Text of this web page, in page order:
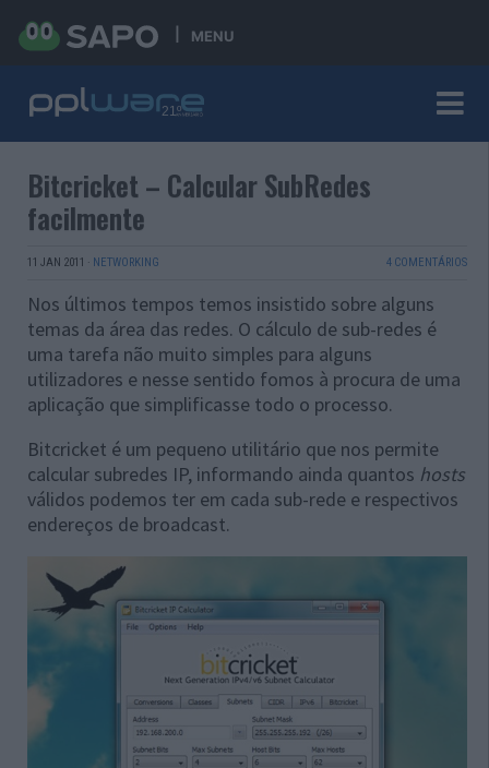
MENU
Bitcricket – Calcular SubRedes
facilmente
11 JAN 2011 · NETWORKING 4 COMENTÁRIOS
Nos últimos tempos temos insistido sobre alguns
temas da área das redes. O cálculo de sub-redes é
uma tarefa não muito simples para alguns
utilizadores e nesse sentido fomos à procura de uma
aplicação que simplificasse todo o processo.
Bitcricket é um pequeno utilitário que nos permite
calcular subredes IP, informando ainda quantos hosts
válidos podemos ter em cada sub-rede e respectivos
endereços de broadcast.